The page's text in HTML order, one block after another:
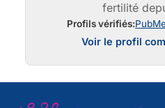
fertilité
Profils vérifiés:
Voir le profil